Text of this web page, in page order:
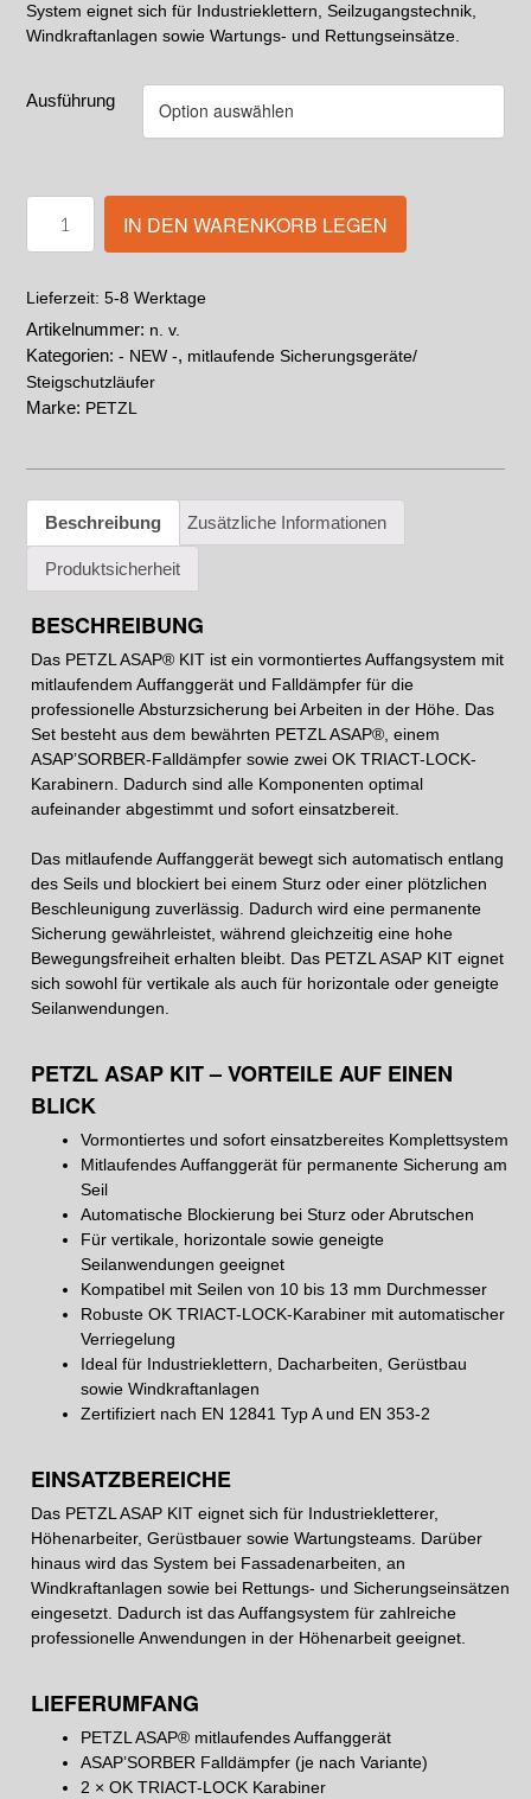
System eignet sich für Industrieklettern, Seilzugangstechnik,
Windkraftanlagen sowie Wartungs- und Rettungseinsätze.
Ausführung
IN DEN WARENKORB LEGEN
Lieferzeit: 5-8 Werktage
Artikelnummer: n. v.
Kategorien: - NEW -, mitlaufende Sicherungsgeräte/
Steigschutzläufer
Marke: PETZL
Beschreibung Zusätzliche Informationen
Produktsicherheit
BESCHREIBUNG
Das PETZL ASAP® KIT ist ein vormontiertes Auffangsystem mit
mitlaufendem Auffanggerät und Falldämpfer für die
professionelle Absturzsicherung bei Arbeiten in der Höhe. Das
Set besteht aus dem bewährten PETZL ASAP®, einem
ASAP’SORBER-Falldämpfer sowie zwei OK TRIACT-LOCK-
Karabinern. Dadurch sind alle Komponenten optimal
aufeinander abgestimmt und sofort einsatzbereit.
Das mitlaufende Auffanggerät bewegt sich automatisch entlang
des Seils und blockiert bei einem Sturz oder einer plötzlichen
Beschleunigung zuverlässig. Dadurch wird eine permanente
Sicherung gewährleistet, während gleichzeitig eine hohe
Bewegungsfreiheit erhalten bleibt. Das PETZL ASAP KIT eignet
sich sowohl für vertikale als auch für horizontale oder geneigte
Seilanwendungen.
PETZL ASAP KIT – VORTEILE AUF EINEN
BLICK
Vormontiertes und sofort einsatzbereites Komplettsystem
Mitlaufendes Auffanggerät für permanente Sicherung am
Seil
Automatische Blockierung bei Sturz oder Abrutschen
Für vertikale, horizontale sowie geneigte
Seilanwendungen geeignet
Kompatibel mit Seilen von 10 bis 13 mm Durchmesser
Robuste OK TRIACT-LOCK-Karabiner mit automatischer
Verriegelung
Ideal für Industrieklettern, Dacharbeiten, Gerüstbau
sowie Windkraftanlagen
Zertifiziert nach EN 12841 Typ A und EN 353-2
EINSATZBEREICHE
Das PETZL ASAP KIT eignet sich für Industriekletterer,
Höhenarbeiter, Gerüstbauer sowie Wartungsteams. Darüber
hinaus wird das System bei Fassadenarbeiten, an
Windkraftanlagen sowie bei Rettungs- und Sicherungseinsätzen
eingesetzt. Dadurch ist das Auffangsystem für zahlreiche
professionelle Anwendungen in der Höhenarbeit geeignet.
LIEFERUMFANG
PETZL ASAP® mitlaufendes Auffanggerät
ASAP’SORBER Falldämpfer (je nach Variante)
2 × OK TRIACT-LOCK Karabiner